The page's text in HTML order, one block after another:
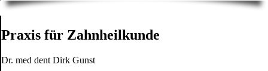
Praxis für Zahnheilkunde
Dr. med dent Dirk Gunst